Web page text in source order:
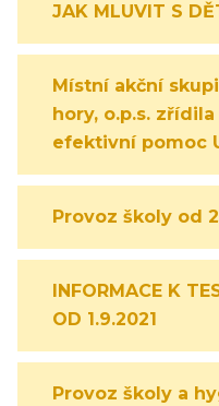
JAK MLUVIT S
Místní akční
hory, o.p.s.
efektivní pomoc
Provoz školy od
INFORMACE K
OD 1.9.2021
Provoz školy a